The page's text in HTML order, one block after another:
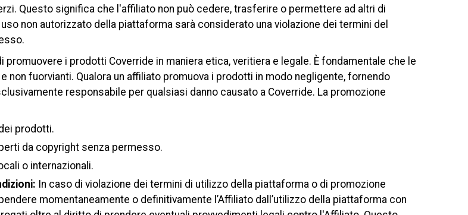
Questo significa che l'affiliato non può cedere, trasferire o permettere ad altri di
non autorizzato della piattaforma sarà considerato una violazione dei termini del
promuovere i prodotti Coverride in maniera etica, veritiera e legale. È fondamentale che le
fuorvianti. Qualora un affiliato promuova i prodotti in modo negligente, fornendo
responsabile per qualsiasi danno causato a Coverride. La promozione
prodotti.
da copyright senza permesso.
o internazionali.
In caso di violazione dei termini di utilizzo della piattaforma o di promozione
momentaneamente o definitivamente l’Affiliato dall’utilizzo della piattaforma con